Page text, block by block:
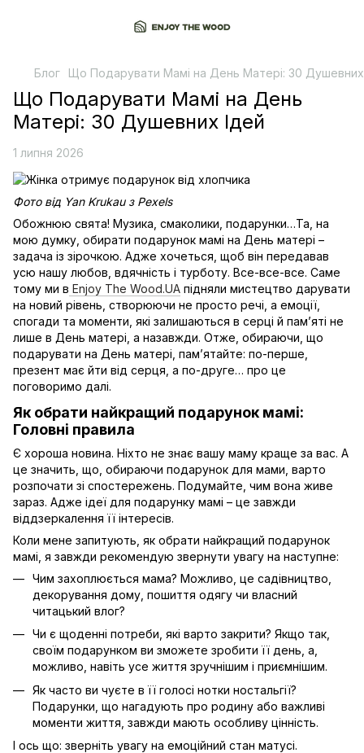
Блог Що Подарувати Мамі на День Матері: 30 Душевних
Що Подарувати Мамі на День
Матері: 30 Душевних Ідей
1 липня 2026
Фото від Yan Krukau з Pexels
Обожнюю свята! Музика, смаколики, подарунки…Та, на
мою думку, обирати подарунок мамі на День матері –
задача із зірочкою. Адже хочеться, щоб він передавав
усю нашу любов, вдячність і турботу. Все-все-все. Саме
тому ми в Enjoy The Wood.UA підняли мистецтво дарувати
на новий рівень, створюючи не просто речі, а емоції,
спогади та моменти, які залишаються в серці й пам’яті не
лише в День матері, а назавжди. Отже, обираючи, що
подарувати на День матері, пам’ятайте: по-перше,
презент має йти від серця, а по-друге… про це
поговоримо далі.
Як обрати найкращий подарунок мамі:
Головні правила
Є хороша новина. Ніхто не знає вашу маму краще за вас. А
це значить, що, обираючи подарунок для мами, варто
розпочати зі спостережень. Подумайте, чим вона живе
зараз. Адже ідеї для подарунку мамі – це завжди
віддзеркалення її інтересів.
Коли мене запитують, як обрати найкращий подарунок
мамі, я завжди рекомендую звернути увагу на наступне:
Чим захоплюється мама? Можливо, це садівництво,
декорування дому, пошиття одягу чи власний
читацький влог?
Чи є щоденні потреби, які варто закрити? Якщо так,
своїм подарунком ви зможете зробити її день, а,
можливо, навіть усе життя зручнішим і приємнішим.
Як часто ви чуєте в її голосі нотки ностальгії?
Подарунки, що нагадують про родину або важливі
моменти життя, завжди мають особливу цінність.
І ось що: зверніть увагу на емоційний стан матусі.